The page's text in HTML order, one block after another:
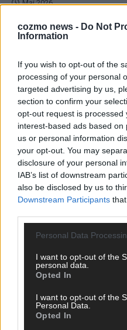
cozmo news - Do Not
Information
If you wish to opt-out of the
processing of your personal
targeted advertising by us,
section to confirm your
opt-out request is processed
interest-based ads based
us or personal information
your opt-out. You may
disclosure of your personal
IAB’s list of downstream
also be disclosed by us to
Downstream Participants
Personal Data
I want to opt-out of the
personal data.
Opted In
I want to opt-out of the
Personal Data.
Opted In
Mai 2026
EUROVISION
enttäuscht, Israel polarisiert
Mai 2026
EUROVISION
ESC 2026 Finale: JJ mit
Allstars und Parov Stelar
Mai 2026
ESC 2026 Grand Final:
und wer wann auf die
Mai 2026
KOMMENTAR
Eurovision 2026: Der große
ihre Siegchancen